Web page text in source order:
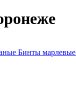
Бинты марлевые